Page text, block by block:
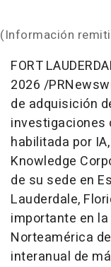
(Información
FORT
2026 /
de adquisición
investigaciones
habilitada por
Knowledge
de su sede en
Lauderdale,
importante en
Norteamérica
interanual de